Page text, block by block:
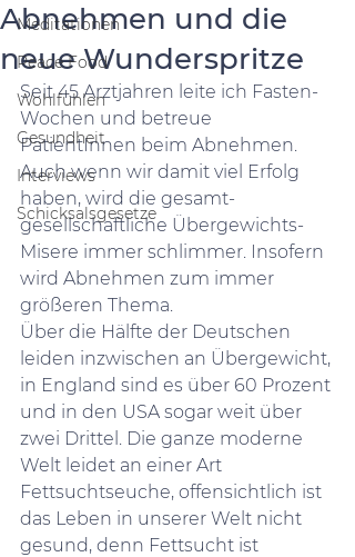
Meditationen
Peace Food
Wohlfühlen
Gesundheit
Interviews
Schicksalsgesetze
Abnehmen und die
neue Wunderspritze
Seit 45 Arztjahren leite ich Fasten-
Wochen und betreue
PatientInnen beim Abnehmen.
Auch wenn wir damit viel Erfolg
haben, wird die gesamt-
gesellschaftliche Übergewichts-
Misere immer schlimmer. Insofern
wird Abnehmen zum immer
größeren Thema.
Über die Hälfte der Deutschen
leiden inzwischen an Übergewicht,
in England sind es über 60 Prozent
und in den USA sogar weit über
zwei Drittel. Die ganze moderne
Welt leidet an einer Art
Fettsuchtseuche, offensichtlich ist
das Leben in unserer Welt nicht
gesund, denn Fettsucht ist